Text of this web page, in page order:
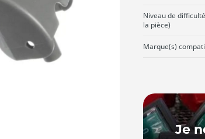
Niveau de
la pièce)
Marque(s)
Je